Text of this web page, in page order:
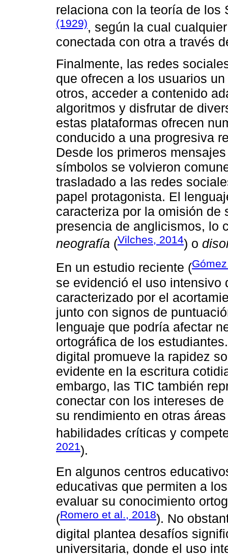
relaciona con la teoría de
(1929), según la cual
conectada con otra a través
Finalmente, las redes
que ofrecen a los usuarios
otros, acceder a contenido
algoritmos y disfrutar de
estas plataformas ofrecen
conducido a una progresiva
Desde los primeros
símbolos se volvieron
trasladado a las redes
papel protagonista. El
caracteriza por la omisión
presencia de anglicismos, lo
neografía (Vilches, 2014) o
En un estudio reciente (
se evidenció el uso intensivo
caracterizado por el
junto con signos de
lenguaje que podría afectar
ortográfica de los
digital promueve la rapidez
evidente en la escritura
embargo, las TIC también
conectar con los intereses
su rendimiento en otras
habilidades críticas y
2021).
En algunos centros
educativas que permiten a
evaluar su conocimiento
(Romero et al., 2018). No
digital plantea desafíos
universitaria, donde el uso